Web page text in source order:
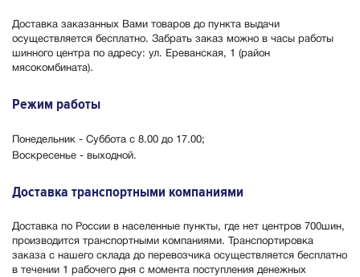
Доставка заказанных Вами товаров до пункта выдачи
осуществляется бесплатно. Забрать заказ можно в часы работы
шинного центра по адресу: ул. Ереванская, 1 (район
мясокомбината).
Режим работы
Понедельник - Суббота с 8.00 до 17.00;
Воскресенье - выходной.
Доставка транспортными компаниями
Доставка по России в населенные пункты, где нет центров 700шин,
производится транспортными компаниями. Транспортировка
заказа с нашего склада до перевозчика осуществляется бесплатно
в течении 1 рабочего дня с момента поступления денежных